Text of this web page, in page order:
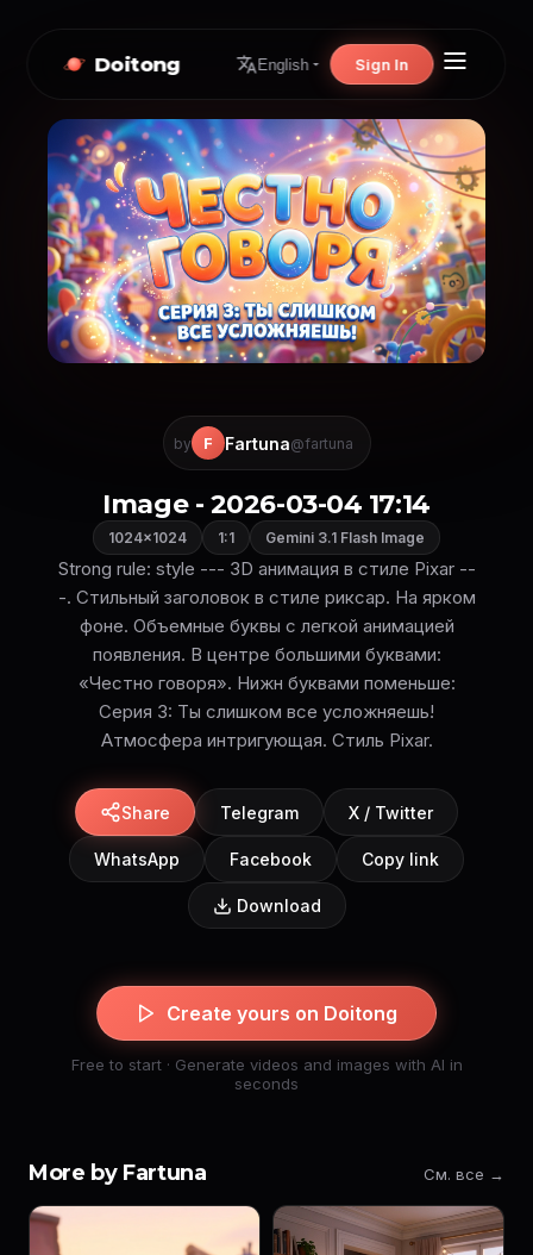
Doitong English Sign In
by F Fartuna@fartuna
Image - 2026-03-04 17:14
1024×1024 1:1 Gemini 3.1 Flash Image
Strong rule: style --- 3D анимация в стиле Pixar --
-. Стильный заголовок в стиле риксар. На ярком
фоне. Объемные буквы с легкой анимацией
появления. В центре большими буквами:
«Честно говоря». Нижн буквами поменьше:
Серия 3: Ты слишком все усложняешь!
Атмосфера интригующая. Стиль Pixar.
Share Telegram X / Twitter
WhatsApp Facebook Copy link
Download
Create yours on Doitong
Free to start · Generate videos and images with AI in
seconds
More by Fartuna См. все →